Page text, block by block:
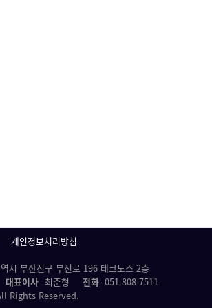
개인정보처리방침
시 부산진구 부전로 196 테크노스 2층
대표이사 최준형 전화 051-808-7511
Rights Reserved.